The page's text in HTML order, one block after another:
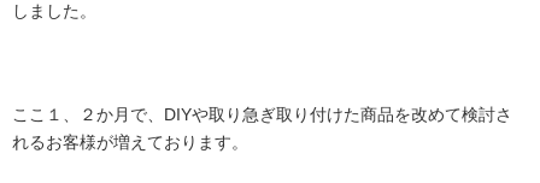
しました。
ここ１、２か月で、DIYや取り急ぎ取り付けた商品を改めて検討さ
れるお客様が増えております。